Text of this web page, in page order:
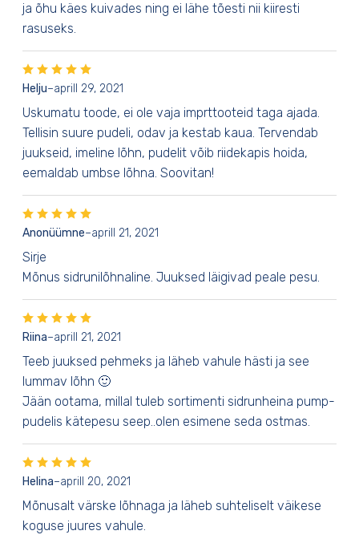
ja õhu käes kuivades ning ei lähe tõesti nii kiiresti
rasuseks.
Helju–aprill 29, 2021
Uskumatu toode, ei ole vaja imprttooteid taga ajada.
Tellisin suure pudeli, odav ja kestab kaua. Tervendab
juukseid, imeline lõhn, pudelit võib riidekapis hoida,
eemaldab umbse lõhna. Soovitan!
Anonüümne–aprill 21, 2021
Sirje
Mõnus sidrunilõhnaline. Juuksed läigivad peale pesu.
Riina–aprill 21, 2021
Teeb juuksed pehmeks ja läheb vahule hästi ja see
lummav lõhn 🙂
Jään ootama, millal tuleb sortimenti sidrunheina pump-
pudelis kätepesu seep..olen esimene seda ostmas.
Helina–aprill 20, 2021
Mõnusalt värske lõhnaga ja läheb suhteliselt väikese
koguse juures vahule.